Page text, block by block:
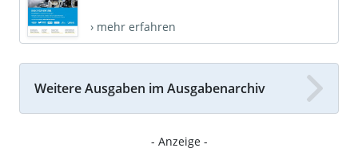
› mehr erfahren
Weitere Ausgaben im Ausgabenarchiv
- Anzeige -